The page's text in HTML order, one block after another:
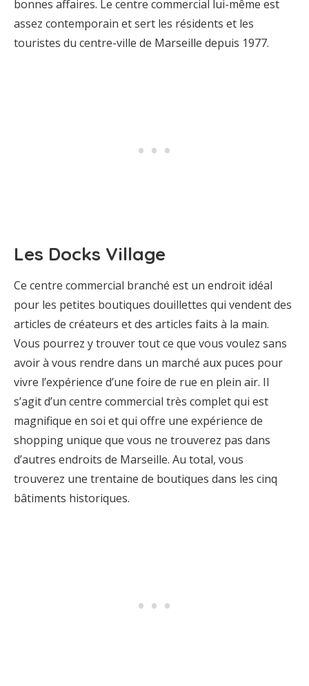
bonnes affaires. Le centre commercial lui-même est
assez contemporain et sert les résidents et les
touristes du centre-ville de Marseille depuis 1977.
Les Docks Village
Ce centre commercial branché est un endroit idéal
pour les petites boutiques douillettes qui vendent des
articles de créateurs et des articles faits à la main.
Vous pourrez y trouver tout ce que vous voulez sans
avoir à vous rendre dans un marché aux puces pour
vivre l’expérience d’une foire de rue en plein air. Il
s’agit d’un centre commercial très complet qui est
magnifique en soi et qui offre une expérience de
shopping unique que vous ne trouverez pas dans
d’autres endroits de Marseille. Au total, vous
trouverez une trentaine de boutiques dans les cinq
bâtiments historiques.